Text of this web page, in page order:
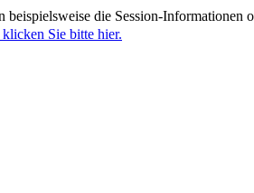
die Session-Informationen
Sie bitte hier.